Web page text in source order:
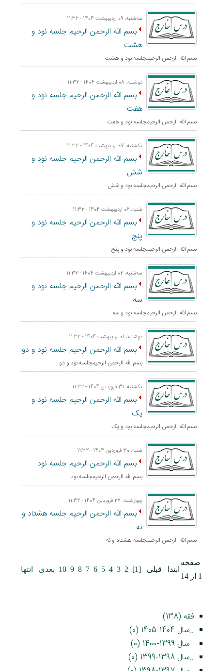
ﺳﻪشنبه، 09 اردیبهشت 1404 - 11:32
بسم الله الرحمن الرحيم جلسه نود و
هشت
بسم الله الرحمن الرحيمجلسه نود و هشت
دوشنبه، 08 اردیبهشت 1404 - 11:32
بسم الله الرحمن الرحيم جلسه نود و
هفت
بسم الله الرحمن الرحيمجلسه نود و هفت
یکشنبه، 07 اردیبهشت 1404 - 11:32
بسم الله الرحمن الرحيم جلسه نود و
شش
بسم الله الرحمن الرحيمجلسه نود و شش
شنبه، 06 اردیبهشت 1404 - 11:32
بسم الله الرحمن الرحيم جلسه نود و
پنج
بسم الله الرحمن الرحيمجلسه نود و پنج
ﺳﻪشنبه، 02 اردیبهشت 1404 - 11:32
بسم الله الرحمن الرحيم جلسه نود و
سه
بسم الله الرحمن الرحيمجلسه نود و سه
دوشنبه، 01 اردیبهشت 1404 - 11:32
بسم الله الرحمن الرحيم جلسه نود و دو
بسم الله الرحمن الرحيمجلسه نود و دو
یکشنبه، 31 فروردین 1404 - 11:32
بسم الله الرحمن الرحيم جلسه نود و
یک
بسم الله الرحمن الرحيمجلسه نود و یک
شنبه، 30 فروردین 1404 - 11:32
بسم الله الرحمن الرحيم جلسه نود
بسم الله الرحمن الرحيمجلسه نود
چهارشنبه، 27 فروردین 1404 - 11:32
بسم الله الرحمن الرحيم جلسه هشتاد و
نه
بسم الله الرحمن الرحيمجلسه هشتاد و نه
صفحه
1 از 14
ابتدا قبلی [1]
2
3
4
5
6
7
8
9
10 بعدی انتها
فقه (138)
..سال 1404-1405 (0)
..سال 1399-1400 (0)
..سال 1398-1399 (0)